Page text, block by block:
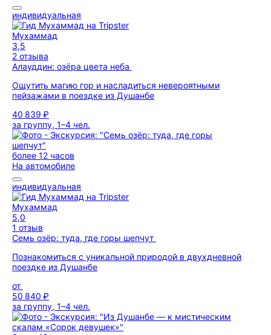
индивидуальная
Мухаммад
3,5
2 отзыва
Алауддин: озёра цвета неба
Ощутить магию гор и насладиться невероятными
пейзажами в поездке из Душанбе
40 839 ₽
за группу, 1–4 чел.
более 12 часов
На автомобиле
индивидуальная
Мухаммад
5,0
1 отзыв
Семь озёр: туда, где горы шепчут
Познакомиться с уникальной природой в двухдневной
поездке из Душанбе
от
50 840 ₽
за группу, 1–4 чел.